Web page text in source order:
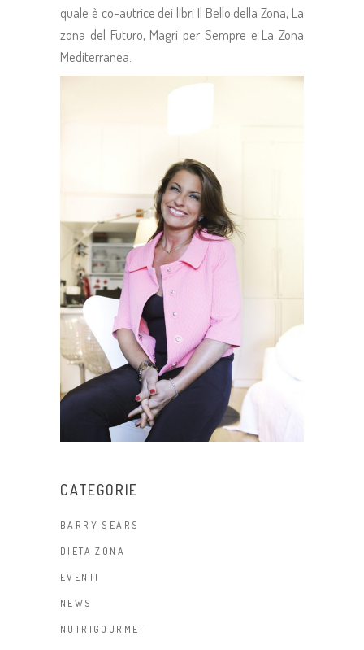
quale è co-autrice dei libri Il Bello della Zona, La
zona del Futuro, Magri per Sempre e La Zona
Mediterranea.
CATEGORIE
BARRY SEARS
DIETA ZONA
EVENTI
NEWS
NUTRIGOURMET